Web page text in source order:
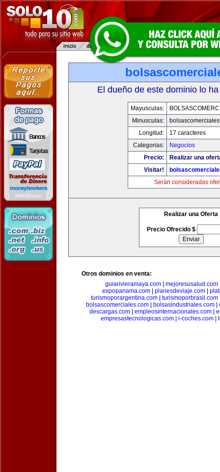
El dueño de este dominio lo
Mayusculas:
Minusculas:
Longitud:
17 caracteres
Categorias:
Negocios
Precio:
Realizar una
Visitar!
Serán consideradas
Realizar una Oferta
Precio Ofrecido $
Otros dominios en venta:
guiarivieramaya.com
mejoresusalud.com
expopanama.com| planesdeviaje.com|
turismoporargentina.com| turismoporbrasil.com
bolsascomerciales.com
bolsasindustriales.com
descargas.com
empleosinternacionales.com
empresastecnologicas.com
i-coches.com